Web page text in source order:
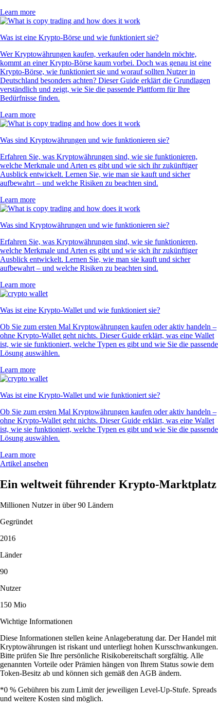
Learn more
Was ist eine Krypto-Börse und wie funktioniert sie?
Wer Kryptowährungen kaufen, verkaufen oder handeln möchte,
kommt an einer Krypto-Börse kaum vorbei. Doch was genau ist eine
Krypto-Börse, wie funktioniert sie und worauf sollten Nutzer in
Deutschland besonders achten? Dieser Guide erklärt die Grundlagen
verständlich und zeigt, wie Sie die passende Plattform für Ihre
Bedürfnisse finden.
Learn more
Was sind Kryptowährungen und wie funktionieren sie?
Erfahren Sie, was Kryptowährungen sind, wie sie funktionieren,
welche Merkmale und Arten es gibt und wie sich ihr zukünftiger
Ausblick entwickelt. Lernen Sie, wie man sie kauft und sicher
aufbewahrt – und welche Risiken zu beachten sind.
Learn more
Was sind Kryptowährungen und wie funktionieren sie?
Erfahren Sie, was Kryptowährungen sind, wie sie funktionieren,
welche Merkmale und Arten es gibt und wie sich ihr zukünftiger
Ausblick entwickelt. Lernen Sie, wie man sie kauft und sicher
aufbewahrt – und welche Risiken zu beachten sind.
Learn more
Was ist eine Krypto-Wallet und wie funktioniert sie?
Ob Sie zum ersten Mal Kryptowährungen kaufen oder aktiv handeln –
ohne Krypto-Wallet geht nichts. Dieser Guide erklärt, was eine Wallet
ist, wie sie funktioniert, welche Typen es gibt und wie Sie die passende
Lösung auswählen.
Learn more
Was ist eine Krypto-Wallet und wie funktioniert sie?
Ob Sie zum ersten Mal Kryptowährungen kaufen oder aktiv handeln –
ohne Krypto-Wallet geht nichts. Dieser Guide erklärt, was eine Wallet
ist, wie sie funktioniert, welche Typen es gibt und wie Sie die passende
Lösung auswählen.
Learn more
Artikel ansehen
Ein weltweit führender Krypto-Marktplatz
Millionen Nutzer in über 90 Ländern
Gegründet
2016
Länder
90
Nutzer
150 Mio
Wichtige Informationen
Diese Informationen stellen keine Anlageberatung dar. Der Handel mit
Kryptowährungen ist riskant und unterliegt hohen Kursschwankungen.
Bitte prüfen Sie Ihre persönliche Risikobereitschaft sorgfältig. Alle
genannten Vorteile oder Prämien hängen von Ihrem Status sowie dem
Token-Besitz ab und können sich gemäß den AGB ändern.
*0 % Gebühren bis zum Limit der jeweiligen Level-Up-Stufe. Spreads
und weitere Kosten sind möglich.